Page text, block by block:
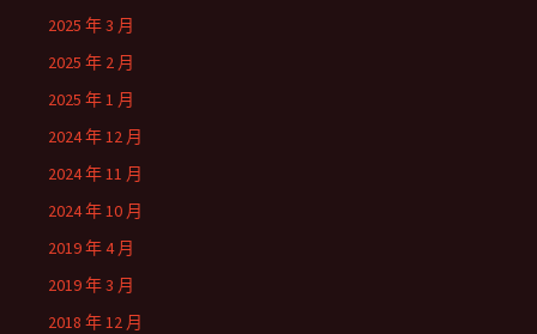
2025 年 3 月
2025 年 2 月
2025 年 1 月
2024 年 12 月
2024 年 11 月
2024 年 10 月
2019 年 4 月
2019 年 3 月
2018 年 12 月